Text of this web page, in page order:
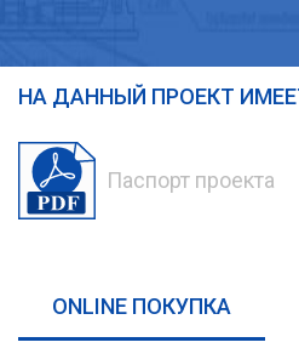
НА ДАННЫЙ ПРОЕКТ
Паспорт проекта
ONLINE ПОКУПКА